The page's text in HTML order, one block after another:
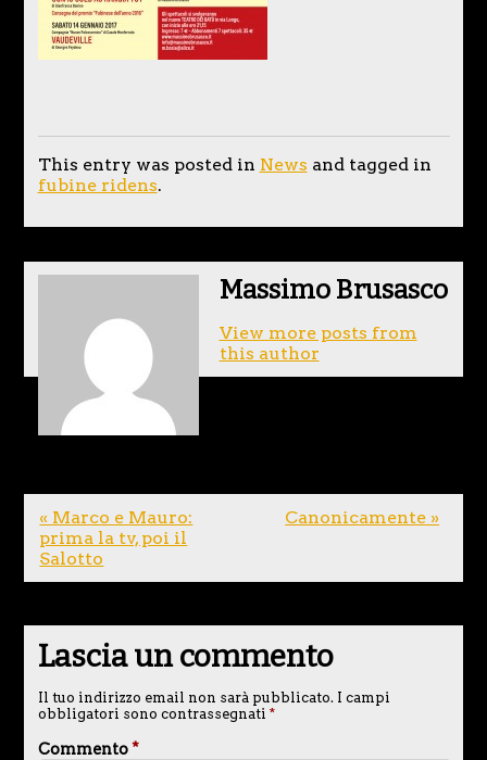
This entry was posted in News and tagged in
fubine ridens.
Massimo Brusasco
View more posts from
this author
« Marco e Mauro:
prima la tv, poi il
Salotto
Canonicamente »
Lascia un commento
Il tuo indirizzo email non sarà pubblicato. I campi
obbligatori sono contrassegnati *
Commento*